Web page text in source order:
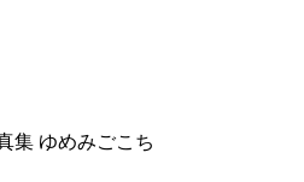
集 ゆめみごこち